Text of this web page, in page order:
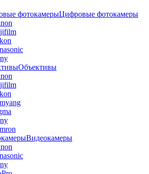
Цифровые фотокамеры
Объективы
Видеокамеры